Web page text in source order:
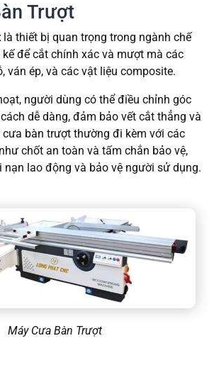
Trượt
là thiết bị quan trọng trong ngành chế
để cắt chính xác và mượt mà các
ván ép, và các vật liệu composite.
người dùng có thể điều chỉnh góc
dễ dàng, đảm bảo vết cắt thẳng và
bàn trượt thường đi kèm với các
chốt an toàn và tấm chắn bảo vệ,
lao động và bảo vệ người sử dụng.
Máy Cưa Bàn Trượt